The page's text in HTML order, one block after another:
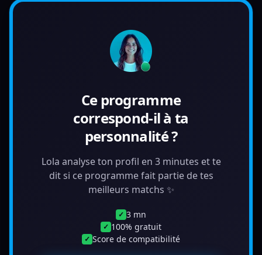
Ce programme
correspond-il à ta
personnalité ?
Lola analyse ton profil en 3 minutes et te
dit si ce programme fait partie de tes
meilleurs matchs ✨
✓ 3 mn
✓ 100% gratuit
✓ Score de compatibilité